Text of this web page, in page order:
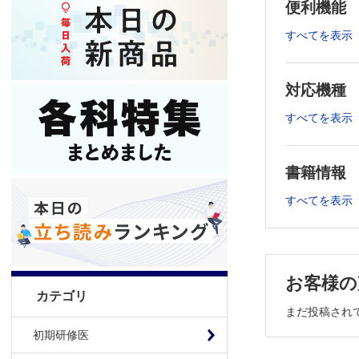
カテゴリ
初期研修医
▼2020年度：
・2020年2月
・2020年4月
・2020年6月
・2020年9月
・2020年10
・2020年11月
・2021年1月
・2021年2月
・2021年3月
便利機能
すべてを表示
対応機種
すべてを表示
書籍情報
すべてを表示
お客様
まだ投稿され